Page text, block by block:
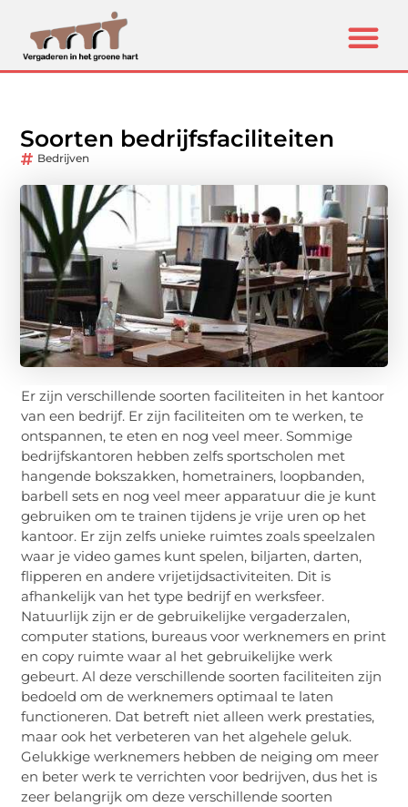
Soorten bedrijfsfaciliteiten
Bedrijven
Er zijn verschillende soorten faciliteiten in het kantoor
van een bedrijf. Er zijn faciliteiten om te werken, te
ontspannen, te eten en nog veel meer. Sommige
bedrijfskantoren hebben zelfs sportscholen met
hangende bokszakken, hometrainers, loopbanden,
barbell sets en nog veel meer apparatuur die je kunt
gebruiken om te trainen tijdens je vrije uren op het
kantoor. Er zijn zelfs unieke ruimtes zoals speelzalen
waar je video games kunt spelen, biljarten, darten,
flipperen en andere vrijetijdsactiviteiten. Dit is
afhankelijk van het type bedrijf en werksfeer.
Natuurlijk zijn er de gebruikelijke vergaderzalen,
computer stations, bureaus voor werknemers en print
en copy ruimte waar al het gebruikelijke werk
gebeurt. Al deze verschillende soorten faciliteiten zijn
bedoeld om de werknemers optimaal te laten
functioneren. Dat betreft niet alleen werk prestaties,
maar ook het verbeteren van het algehele geluk.
Gelukkige werknemers hebben de neiging om meer
en beter werk te verrichten voor bedrijven, dus het is
zeer belangrijk om deze verschillende soorten